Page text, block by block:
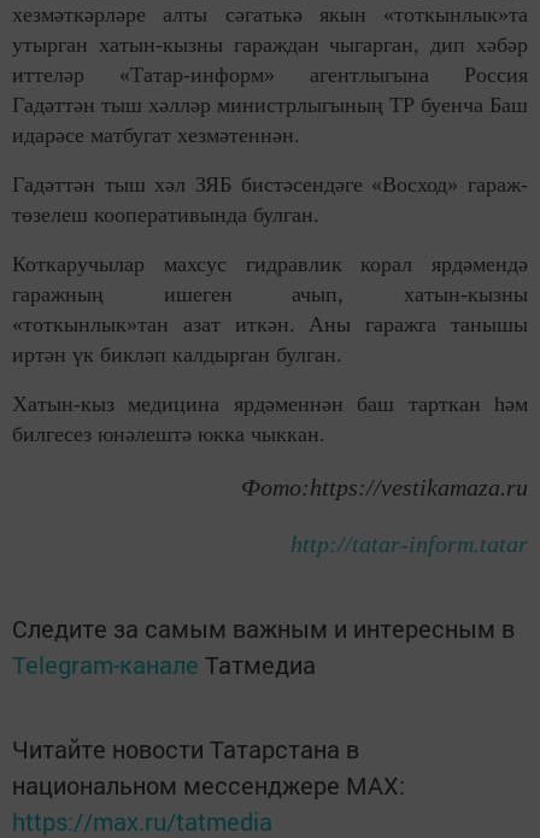
хезмәткәрләре алты сәгатькә якын «тоткынлык»та
утырган хатын-кызны гараждан чыгарган, дип хәбәр
иттеләр «Татар-информ» агентлыгына Россия
Гадәттән тыш хәлләр министрлыгының ТР буенча Баш
идарәсе матбугат хезмәтеннән.
Гадәттән тыш хәл ЗЯБ бистәсендәге «Восход» гараж-
төзелеш кооперативында булган.
Коткаручылар махсус гидравлик корал ярдәмендә
гаражның ишеген ачып, хатын-кызны
«тоткынлык»тан азат иткән. Аны гаражга танышы
иртән үк бикләп калдырган булган.
Хатын-кыз медицина ярдәменнән баш тарткан һәм
билгесез юнәлештә юкка чыккан.
Фото:https://vestikamaza.ru
http://tatar-inform.tatar
Следите за самым важным и интересным в
Telegram-канале Татмедиа
Читайте новости Татарстана в
национальном мессенджере MАХ:
https://max.ru/tatmedia